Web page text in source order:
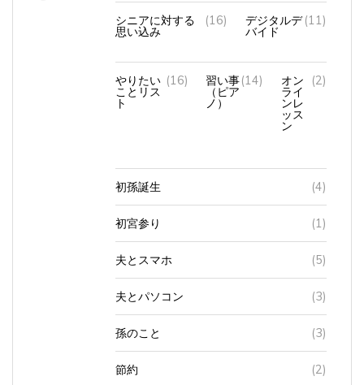
シニアに対する
思い込み
(16) デジタルデ
バイド
(11)
やりたい
ことリス
ト
(16) 習い事
（ピア
ノ）
(14) オン
ライ
ンレ
ッス
ン
(2)
初孫誕生 (4)
初宮参り (1)
夫とスマホ (5)
夫とパソコン (3)
孫のこと (3)
節約 (2)